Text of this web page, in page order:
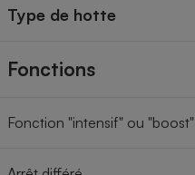
Type de hotte
Fonctions
Fonction "intensif" ou "boost"